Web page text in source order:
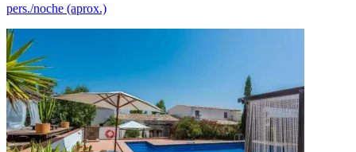
pers./noche (aprox.)